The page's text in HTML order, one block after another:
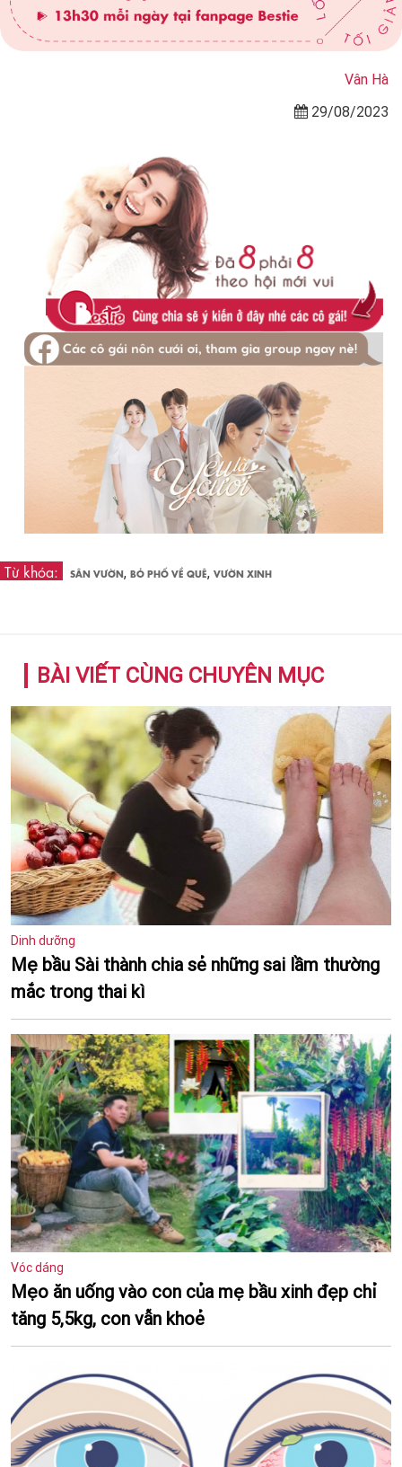
Vân Hà
29/08/2023
Từ khóa: SÂN VƯỜN, BỎ PHỐ VỀ QUÊ, VƯỜN XINH
BÀI VIẾT CÙNG CHUYÊN MỤC
Dinh dưỡng
Mẹ bầu Sài thành chia sẻ những sai lầm thường
mắc trong thai kì
Vóc dáng
Mẹo ăn uống vào con của mẹ bầu xinh đẹp chỉ
tăng 5,5kg, con vẫn khoẻ